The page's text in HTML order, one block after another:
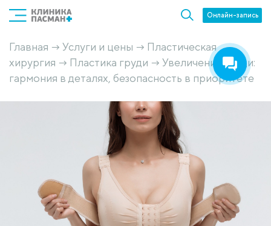
Онлайн-запись
Главная → Услуги и цены → Пластическая
хирургия → Пластика груди → Увеличение груди:
гармония в деталях, безопасность в приоритете